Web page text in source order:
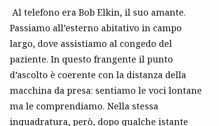
Al telefono era Bob Elkin, il suo amante.
Passiamo all’esterno abitativo in campo
largo, dove assistiamo al congedo del
paziente. In questo frangente il punto
d’ascolto è coerente con la distanza della
macchina da presa: sentiamo le voci lontane
ma le comprendiamo. Nella stessa
inquadratura, però, dopo qualche istante